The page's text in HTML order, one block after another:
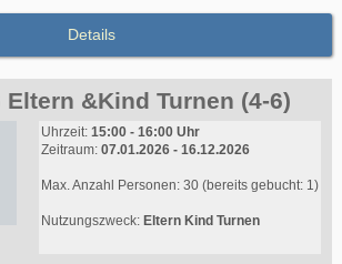
Details
Eltern &Kind Turnen (4-6)
Uhrzeit: 15:00 - 16:00 Uhr
Zeitraum: 07.01.2026 - 16.12.2026
Max. Anzahl Personen: 30 (bereits gebucht: 1)
Nutzungszweck: Eltern Kind Turnen